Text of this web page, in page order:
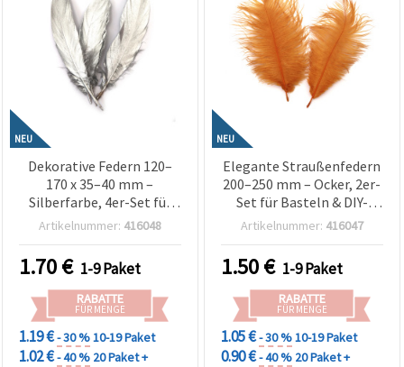
NEU
Dekorative Federn 120–
170 x 35–40 mm –
Silberfarbe, 4er-Set für
Basteln, Weihnachtsdeko
Artikelnummer: 416048
1.70€ 1-9 Paket
RABATTE
FÜR MENGE
1.19 €- 30 %10-19 Paket
1.02 €- 40 % 20 Paket +
NEU
Elegante Straußenfedern
200–250 mm – Ocker, 2er-
Set für Basteln & DIY-
Deko, Kostüm- &
stilvolle Eventgestaltung
Artikelnummer: 416047
1.50€ 1-9 Paket
RABATTE
FÜR MENGE
1.05 €- 30 %10-19 Paket
0.90 €- 40 % 20 Paket +